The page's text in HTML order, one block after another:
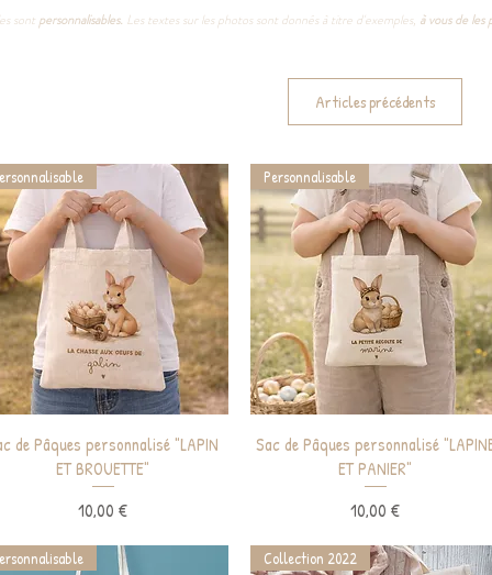
sont personnalisables. Les textes sur les photos sont donnés à titre d'exemples, à vous de les
Articles précédents
Aperçu rapide
de Pâques personnalisé "LAPIN
ET BROUETTE"
Prix
10,00 €
Aperçu rapide
Personnalisable
Sac de Pâques personnalisé
ET PANIER"
Prix
10,00 €
Collection 2022